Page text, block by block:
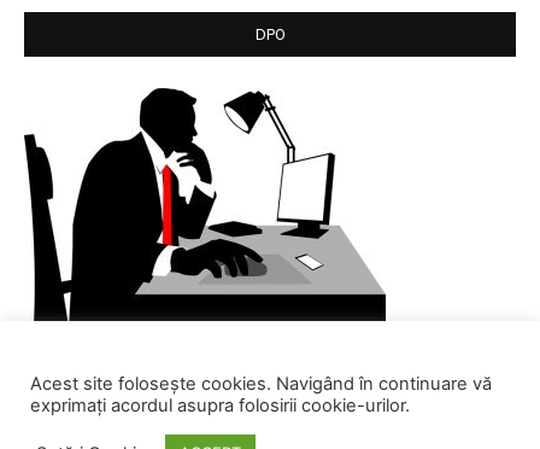
DPO
Acest site folosește cookies. Navigând în continuare vă
exprimați acordul asupra folosirii cookie-urilor.